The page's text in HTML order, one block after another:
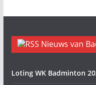
Nieuws van
Loting WK Badminton